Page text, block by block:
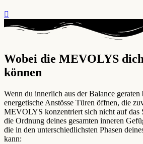
Wobei die MEVOLYS
können ​
Wenn du innerlich aus der Balance
energetische Anstösse Türen öffnen, die
MEVOLYS konzentriert sich nicht auf das
die Ordnung deines gesamten inneren
die in den unterschiedlichsten Phasen
kann: